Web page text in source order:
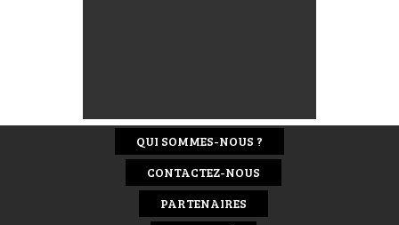
QUI SOMMES-NOUS ?
CONTACTEZ-NOUS
PARTENAIRES